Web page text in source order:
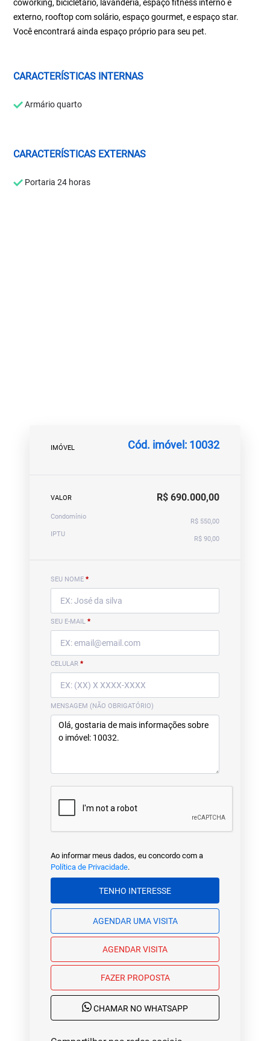
coworking, bicicletário, lavanderia, espaço fitness interno e
externo, rooftop com solário, espaço gourmet, e espaço star.
Você encontrará ainda espaço próprio para seu pet.
CARACTERÍSTICAS INTERNAS
Armário quarto
CARACTERÍSTICAS EXTERNAS
Portaria 24 horas
IMÓVEL Cód. imóvel: 10032
VALOR R$ 690.000,00
Condomínio
R$ 550,00
IPTU
R$ 90,00
SEU NOME *
SEU E-MAIL *
CELULAR *
MENSAGEM (NÃO OBRIGATÓRIO)
Ao informar meus dados, eu concordo com a
Política de Privacidade.
TENHO INTERESSE
AGENDAR UMA VISITA
AGENDAR VISITA
FAZER PROPOSTA
CHAMAR NO WHATSAPP